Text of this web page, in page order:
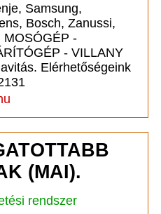
Samsung,
Bosch, Zanussi,
MOSÓGÉP -
- VILLANY
Elérhetőségeink
(MAI).
rendszer